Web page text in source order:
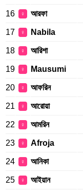
16 ♀ আরফা
17 ♀ Nabila
18 ♀ আরিশা
19 ♀ Mausumi
20 ♀ আফরিন
21 ♀ আরোয়া
22 ♀ আমরিন
23 ♀ Afroja
24 ♀ আনিকা
25 ♀ আইয়ান